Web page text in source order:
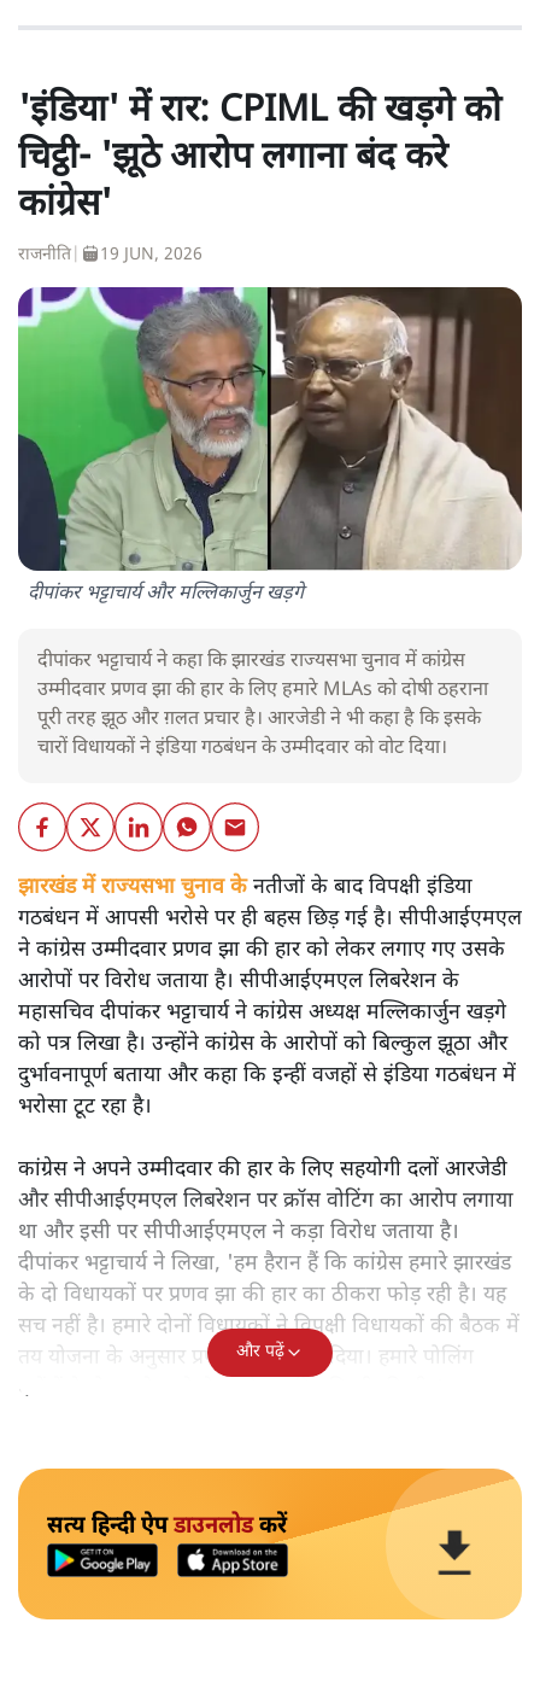
'इंडिया' में रार: CPIML की खड़गे को
चिट्ठी- 'झूठे आरोप लगाना बंद करे
कांग्रेस'
राजनीति 19 JUN, 2026
दीपांकर भट्टाचार्य और मल्लिकार्जुन खड़गे
दीपांकर भट्टाचार्य ने कहा कि झारखंड राज्‍यसभा चुनाव में कांग्रेस
उम्मीदवार प्रणव झा की हार के लिए हमारे MLAs को दोषी ठहराना
पूरी तरह झूठ और ग़लत प्रचार है। आरजेडी ने भी कहा है कि इसके
चारों विधायकों ने इंडिया गठबंधन के उम्मीदवार को वोट दिया।
झारखंड में राज्यसभा चुनाव केनतीजों के बाद विपक्षी इंडिया
गठबंधन में आपसी भरोसे पर ही बहस छिड़ गई है। सीपीआईएमएल
ने कांग्रेस उम्मीदवार प्रणव झा की हार को लेकर लगाए गए उसके
आरोपों पर विरोध जताया है। सीपीआईएमएल लिबरेशन के
महासचिव दीपांकर भट्टाचार्य ने कांग्रेस अध्यक्ष मल्लिकार्जुन खड़गे
को पत्र लिखा है। उन्होंने कांग्रेस के आरोपों को बिल्कुल झूठा और
दुर्भावनापूर्ण बताया और कहा कि इन्हीं वजहों से इंडिया गठबंधन में
भरोसा टूट रहा है।
कांग्रेस ने अपने उम्मीदवार की हार के लिए सहयोगी दलों आरजेडी
और सीपीआईएमएल लिबरेशन पर क्रॉस वोटिंग का आरोप लगाया
था और इसी पर सीपीआईएमएल ने कड़ा विरोध जताया है।
दीपांकर भट्टाचार्य ने लिखा, 'हम हैरान हैं कि कांग्रेस हमारे झारखंड
के दो विधायकों पर प्रणव झा की हार का ठीकरा फोड़ रही है। यह
सच नहीं है। हमारे दोनों विधायकों ने विपक्षी विधायकों की बैठक में
तय योजना के अनुसार प्रणव झा को वोट दिया। हमारे पोलिंग
एजेंटों ने वोट डाले जाने से पहले इसकी पुष्टि भी की थी।'
और पढ़ें
सत्य हिन्दी ऐपडाउनलोडकरें